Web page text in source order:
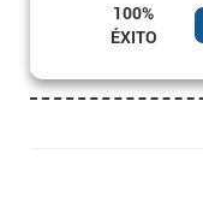
100%
ÉXITO